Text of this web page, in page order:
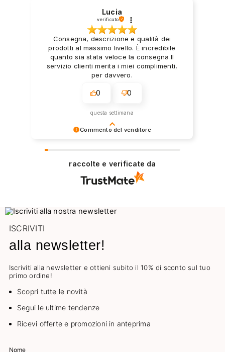
Commento del venditore
servirti nuovamente in futuro
Lucia
verificato
Consegna, descrizione e qualità dei
prodotti al massimo livello. È incredibile
quanto sia stata veloce la consegna.Il
servizio clienti merita i miei complimenti,
per davvero.
0 0
questa settimana
raccolte e verificate da
ISCRIVITI
alla newsletter!
Iscriviti alla newsletter e ottieni subito il 10% di sconto sul tuo
primo ordine!
Scopri tutte le novità
Segui le ultime tendenze
Ricevi offerte e promozioni in anteprima